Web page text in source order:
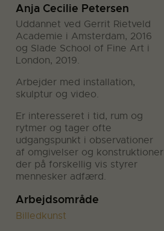
Anja Cecilie Petersen
Uddannet ved Gerrit Rietveld
Academie i Amsterdam, 2016
og Slade School of Fine Art i
London, 2019.
Arbejder med installation,
skulptur og video.
Er interesseret i tid, rum og
rytmer og tager ofte
udgangspunkt i observationer
af omgivelser og konstruktioner
der på forskellig vis styrer
mennesker adfærd.
Arbejdsområde
Billedkunst